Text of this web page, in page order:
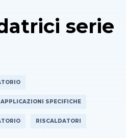
serie
SPECIFICHE
RISCALDATORI